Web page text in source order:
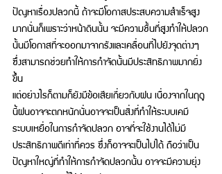
ปัญหาเรื่องปลวกนี้ ถ้าจะมีโอกาสประสบความสำเร็จสูง
มากนั่นก็เพราะว่าหน้าดินนั้น จะมีความชื้นที่สูงทำให้ปลวก
นั้นมีโอกาสที่จะออกมาจากรังและเคลื่อนที่ไปยังจุดต่างๆ
ซึ่งสามารถช่วยทำให้การกำจัดนั้นมีประสิทธิภาพมากยิ่ง
ขึ้น
แต่อย่างไรก็ตามก็ยังมีข้อเสียเกี่ยวกับฝน เนื่องจากในฤดู
นี้ฝนอาจจะตกหนักนั่นอาจจะเป็นสิ่งที่ทำให้ระบบเคมี
ระบบเหยื่อในการกำจัดปลวก อาจที่จะใช้งานได้ไม่มี
ประสิทธิภาพดีเท่าที่ควร ซึ่งก็อาจจะเป็นไปได้ ถือว่าเป็น
ปัญหาใหญ่ที่ทำให้การกำจัดปลวกนั้น อาจจะมีความยุ่ง